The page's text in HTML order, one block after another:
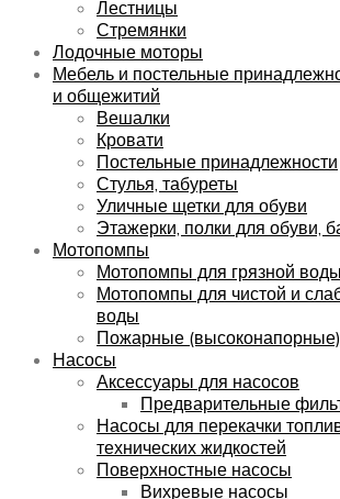
Лестницы
Стремянки
Лодочные моторы
Мебель и постельные
и общежитий
Вешалки
Кровати
Постельные принадлежности
Стулья, табуреты
Уличные щетки для обуви
Этажерки, полки для обуви,
Мотопомпы
Мотопомпы для грязной воды
Мотопомпы для чистой и
воды
Пожарные
Насосы
Аксессуары для насосов
Предварительные
Насосы для перекачки
технических жидкостей
Поверхностные насосы
Вихревые насосы